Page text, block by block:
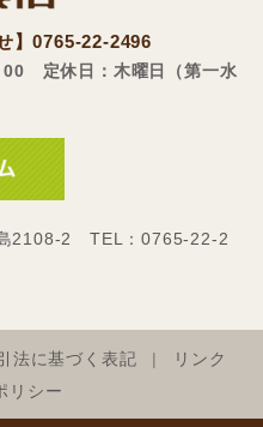
】0765-22-2496
00 定休日：木曜日（第一水
2108-2 TEL：0765-22-2
法に基づく表記
リンク
リシー